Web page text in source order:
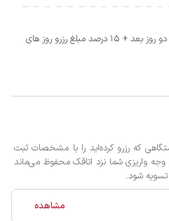
100 درصد مبلغ رزرو همان روز و دو روز بعد + 15 درصد مبلغ رزرو روز های
که رزرو کرده‌اید را با مشخصات ثبت
واریزی شما نزد اتاقک محفوظ می‌ماند
تسویه شود.
مشاهده